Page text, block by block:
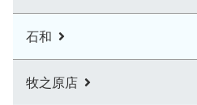
石和
牧之原店